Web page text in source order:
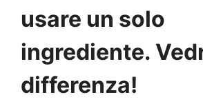
usare un solo
ingrediente.
differenza!